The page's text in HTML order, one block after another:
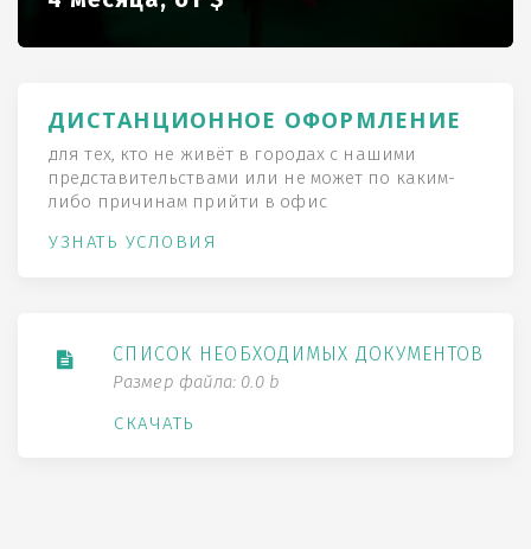
ДИСТАНЦИОННОЕ ОФОРМЛЕНИЕ
для тех, кто не живёт в городах с нашими
представительствами или не может по каким-
либо причинам прийти в офис
УЗНАТЬ УСЛОВИЯ
СПИСОК НЕОБХОДИМЫХ ДОКУМЕНТОВ
Размер файла: 0.0 b
СКАЧАТЬ